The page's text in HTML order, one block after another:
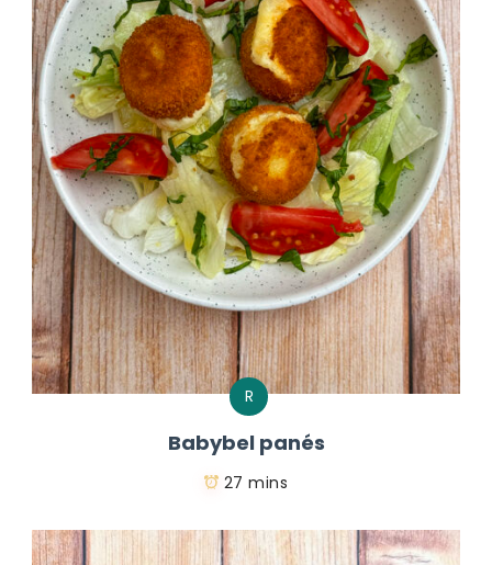
R
Babybel panés
27 mins